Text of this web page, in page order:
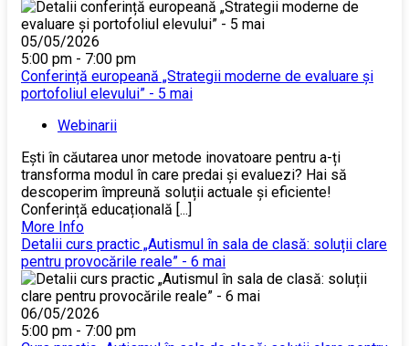
05/05/2026
5:00 pm - 7:00 pm
Conferință europeană „Strategii moderne de evaluare și
portofoliul elevului” - 5 mai
Webinarii
Ești în căutarea unor metode inovatoare pentru a-ți
transforma modul în care predai și evaluezi? Hai să
descoperim împreună soluții actuale și eficiente!
Conferință educațională [...]
More Info
Detalii curs practic „Autismul în sala de clasă: soluții clare
pentru provocările reale” - 6 mai
06/05/2026
5:00 pm - 7:00 pm